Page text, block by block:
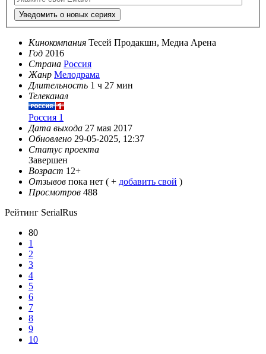
Уведомить о новых сериях
Кинокомпания Тесей Продакшн, Медиа Арена
Год 2016
Страна Россия
Жанр Мелодрама
Длительность 1 ч 27 мин
Телеканал
Россия 1
Дата выхода 27 мая 2017
Обновлено 29-05-2025, 12:37
Статус проекта
Завершен
Возраст 12+
Отзывов пока нет ( + добавить свой )
Просмотров 488
Рейтинг SerialRus
80
1
2
3
4
5
6
7
8
9
10